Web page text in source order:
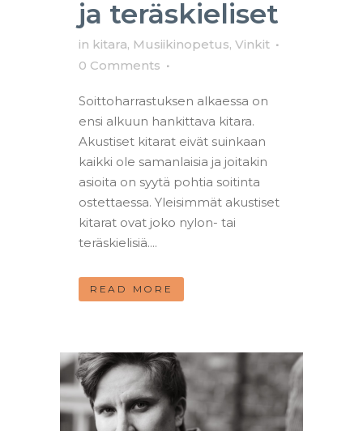
ja teräskieliset
in kitara, Musiikinopetus, Vinkit
0 Comments
Soittoharrastuksen alkaessa on
ensi alkuun hankittava kitara.
Akustiset kitarat eivät suinkaan
kaikki ole samanlaisia ja joitakin
asioita on syytä pohtia soitinta
ostettaessa. Yleisimmät akustiset
kitarat ovat joko nylon- tai
teräskielisiä....
READ MORE